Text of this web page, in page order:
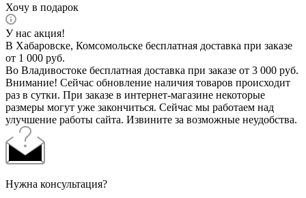
Хочу в подарок
У нас акция!
В Хабаровске, Комсомольске бесплатная доставка при заказе
от 1 000 руб.
Во Владивостоке бесплатная доставка при заказе от 3 000 руб.
Внимание! Сейчас обновление наличия товаров происходит
раз в сутки. При заказе в интернет-магазине некоторые
размеры могут уже закончиться. Сейчас мы работаем над
улучшение работы сайта. Извините за возможные неудобства.
Нужна консультация?